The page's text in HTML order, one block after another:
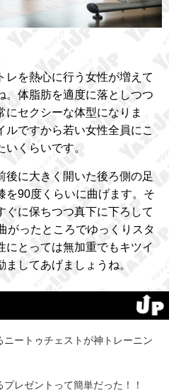
レを熱心に行う女性が増えて
。体脂肪を適度に落としつつ
セクシーな体型になりま
ですから若い女性全員にこ
くらいです。
後に大きく開いた後ろ側の足
を90度くらいに曲げます。そ
ぐに保ちつつ真下に下ろして
がったところでゆっくりスタ
にとっては無加重でもキツイ
してあげましょうね。
ニートゥチェストが神トレーニン
レゼントって簡単だった！！